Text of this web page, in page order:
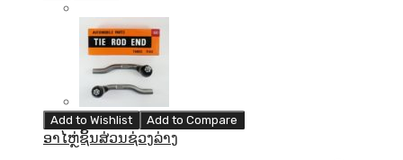
Add to Wishlist Add to Compare
ອາໄຫຼ່ຊິ້ນສ່ວນຊ່ວງລ່າງ